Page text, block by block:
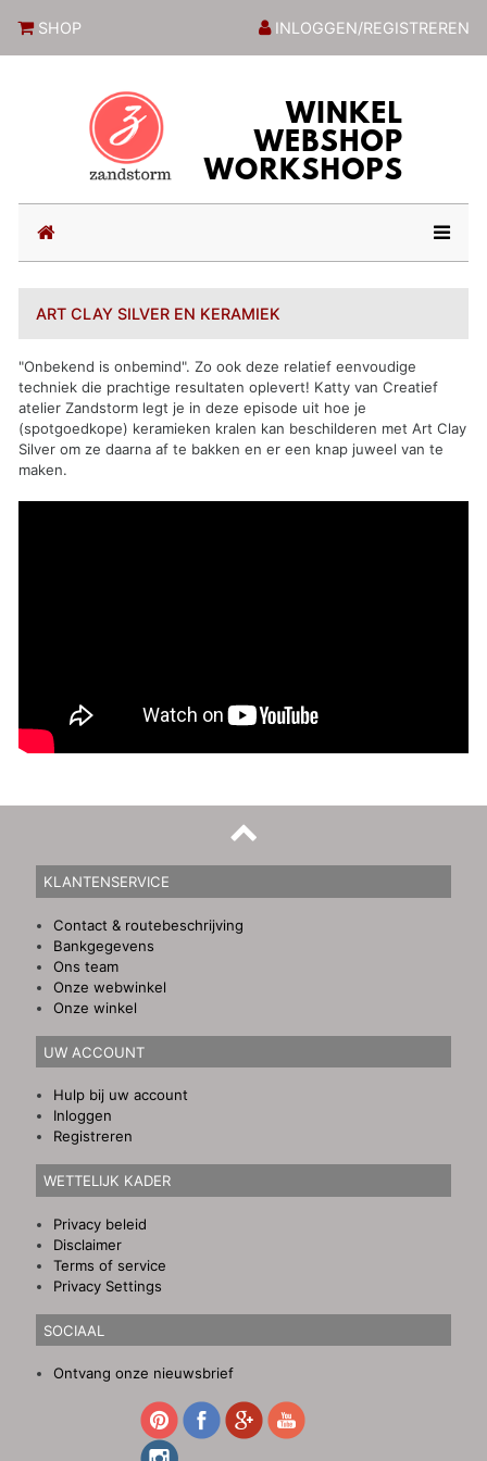
SHOP INLOGGEN/REGISTREREN
(current)
ART CLAY SILVER EN KERAMIEK
"Onbekend is onbemind". Zo ook deze relatief eenvoudige
techniek die prachtige resultaten oplevert! Katty van Creatief
atelier Zandstorm legt je in deze episode uit hoe je
(spotgoedkope) keramieken kralen kan beschilderen met Art Clay
Silver om ze daarna af te bakken en er een knap juweel van te
maken.
KLANTENSERVICE
Contact & routebeschrijving
Bankgegevens
Ons team
Onze webwinkel
Onze winkel
UW ACCOUNT
Hulp bij uw account
Inloggen
Registreren
WETTELIJK KADER
Privacy beleid
Disclaimer
Terms of service
Privacy Settings
SOCIAAL
Ontvang onze nieuwsbrief